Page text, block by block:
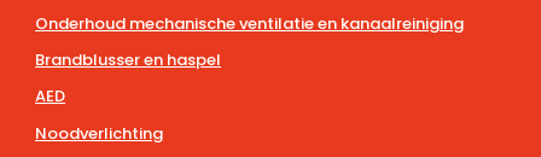
Onderhoud mechanische ventilatie en kanaalreiniging
Brandblusser en haspel
AED
Noodverlichting